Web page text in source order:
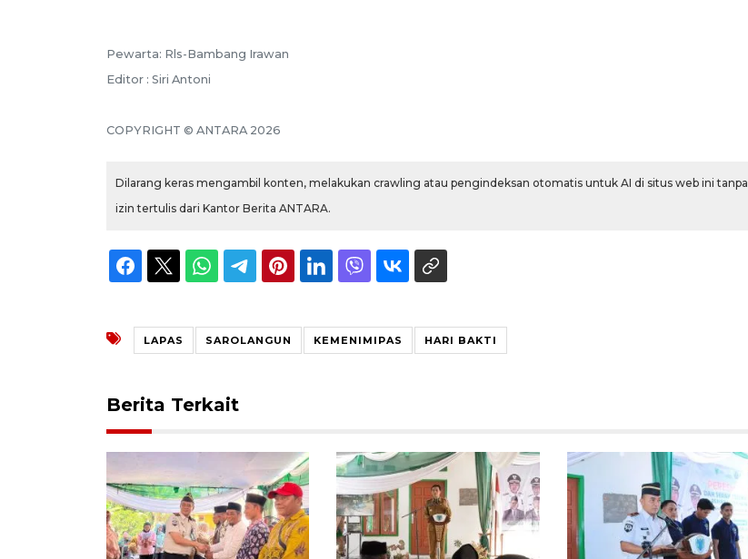
Pewarta: Rls-Bambang Irawan
Editor : Siri Antoni
COPYRIGHT © ANTARA 2026
Dilarang keras mengambil konten, melakukan crawling atau pengindeksan otomatis untuk AI di situs web ini tanpa
izin tertulis dari Kantor Berita ANTARA.
LAPAS SAROLANGUN KEMENIMIPAS HARI BAKTI
Berita Terkait